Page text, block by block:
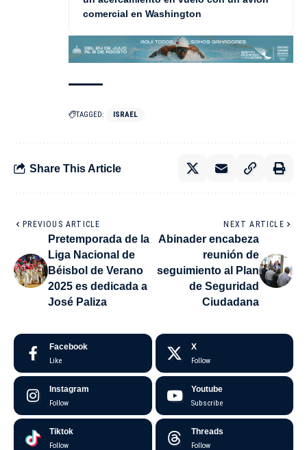
comercial en Washington
TAGGED: ISRAEL
Share This Article
PREVIOUS ARTICLE
Pretemporada de la
Liga Nacional de
Béisbol de Verano
2025 es dedicada a
José Paliza
NEXT ARTICLE
Abinader encabeza
reunión de
seguimiento al Plan
de Seguridad
Ciudadana
Facebook
Like
X
Follow
Instagram
Follow
Youtube
Subscribe
Tiktok
Follow
Threads
Follow